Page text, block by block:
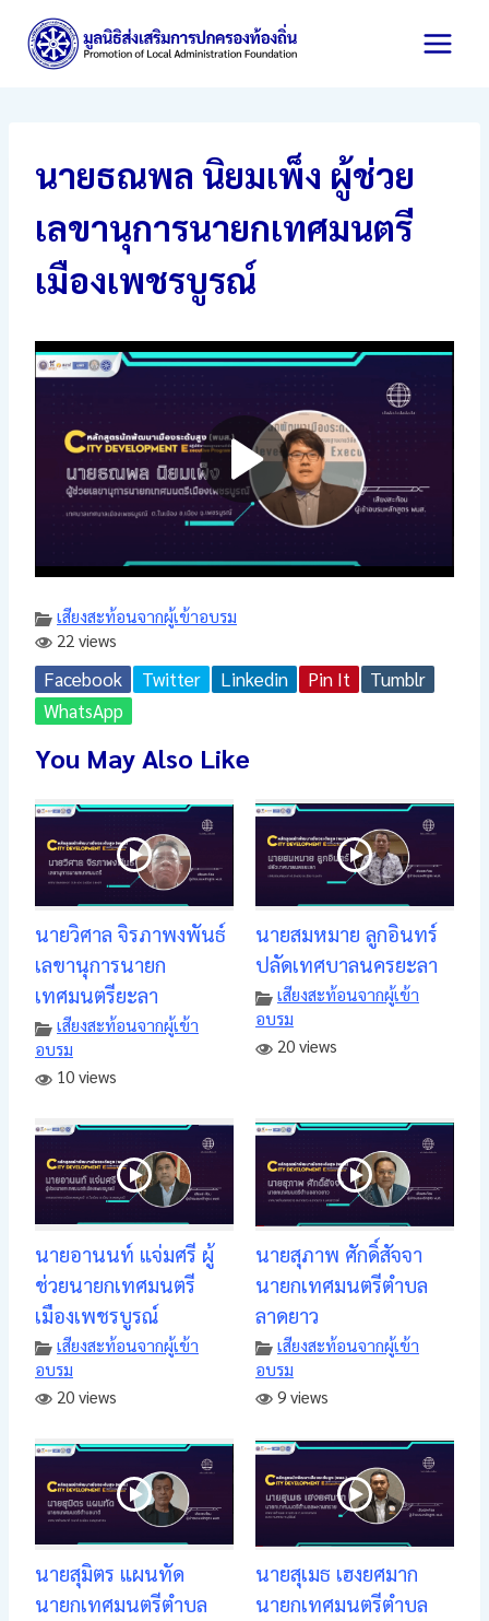
content
นายธณพล นิยมเพ็ง ผู้ช่วย
เลขานุการนายกเทศมนตรี
เมืองเพชรบูรณ์
เสียงสะท้อนจากผู้เข้าอบรม
22 views
Facebook Twitter Linkedin Pin It
Tumblr
WhatsApp
You May Also Like
นายวิศาล จิรภาพงพันธ์
เลขานุการนายก
เทศมนตรียะลา
เสียงสะท้อนจากผู้เข้า
อบรม
10 views
นายสมหมาย ลูกอินทร์
ปลัดเทศบาลนครยะลา
เสียงสะท้อนจากผู้เข้า
อบรม
20 views
นายอานนท์ แจ่มศรี ผู้
ช่วยนายกเทศมนตรี
เมืองเพชรบูรณ์
เสียงสะท้อนจากผู้เข้า
อบรม
20 views
นายสุภาพ ศักดิ์สัจจา
นายกเทศมนตรีตำบล
ลาดยาว
เสียงสะท้อนจากผู้เข้า
อบรม
9 views
นายสุมิตร แผนทัด
นายกเทศมนตรีตำบล
นายสุเมธ เฮงยศมาก
นายกเทศมนตรีตำบล